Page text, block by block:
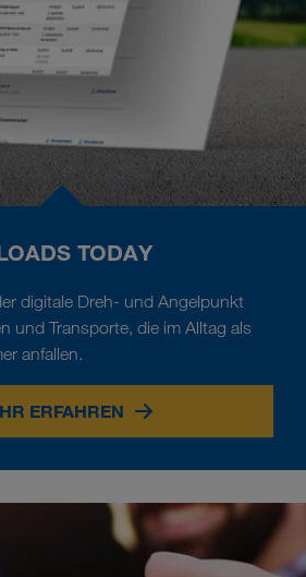
TODAY
digitale Dreh- und Angelpunkt
und Transporte, die im Alltag als
anfallen.
ERFAHREN